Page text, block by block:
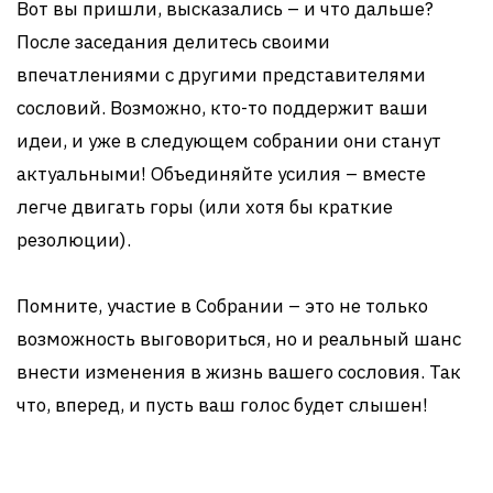
Вот вы пришли, высказались – и что дальше?
После заседания делитесь своими
впечатлениями с другими представителями
сословий. Возможно, кто-то поддержит ваши
идеи, и уже в следующем собрании они станут
актуальными! Объединяйте усилия – вместе
легче двигать горы (или хотя бы краткие
резолюции).
Помните, участие в Собрании – это не только
возможность выговориться, но и реальный шанс
внести изменения в жизнь вашего сословия. Так
что, вперед, и пусть ваш голос будет слышен!